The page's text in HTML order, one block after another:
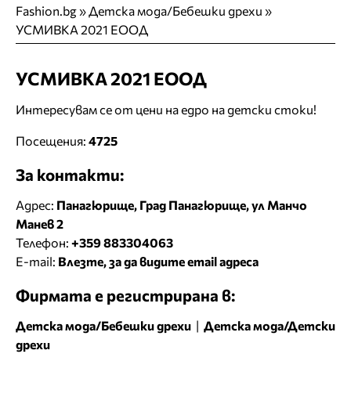
Fashion.bg»Детска мода/Бебешки дрехи »
УСМИВКА 2021 ЕООД
УСМИВКА 2021 ЕООД
Интересувам се от цени на едро на детски стоки!
Посещения: 4725
За контакти:
Адрес: Панагюрище, Град Панагюрище, ул Манчо
Манев 2
Телефон: +359 883304063
E-mail: Влезте, за да видите email адреса
Фирмата е регистрирана в:
Детска мода/Бебешки дрехи | Детска мода/Детски
дрехи